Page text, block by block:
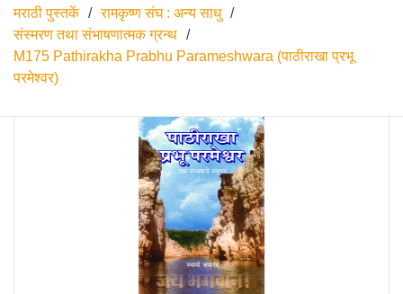
मराठी पुस्तकें / रामकृष्ण संघ : अन्य साधु /
संस्मरण तथा संभाषणात्मक ग्रन्थ /
M175 Pathirakha Prabhu Parameshwara (पाठीराखा प्रभू
परमेश्वर)